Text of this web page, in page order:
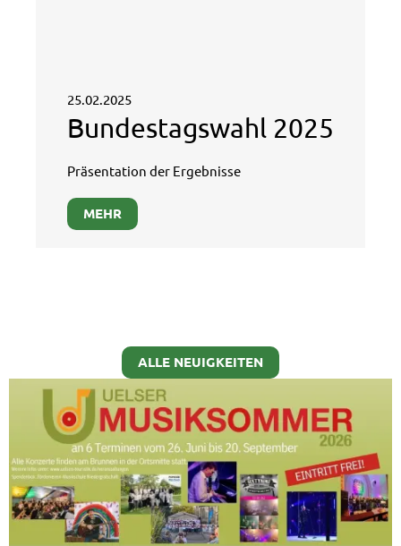
25.02.2025
Bundestagswahl 2025
Präsentation der Ergebnisse
MEHR
ALLE NEUIGKEITEN